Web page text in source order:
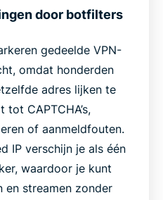
door botfilters
gedeelde VPN-
omdat honderden
adres lijken te
CAPTCHA’s,
of aanmeldfouten.
IP verschijn je als één
waardoor je kunt
en streamen zonder